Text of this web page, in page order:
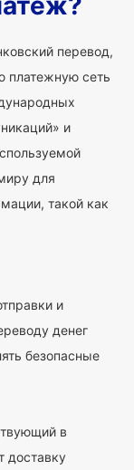
перевод,
платежную сеть
и
для
такой как
и
денег
безопасные
в
доставку